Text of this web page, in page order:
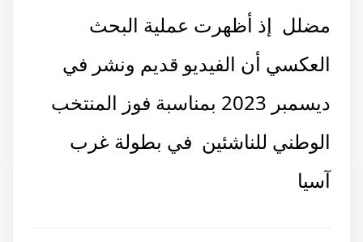
مضلل إذ أظهرت عملية البحث
العكسي أن الفيديو قديم ونشر في
ديسمبر 2023 بمناسبة فوز المنتخب
الوطني للناشئين في بطولة غرب
آسيا